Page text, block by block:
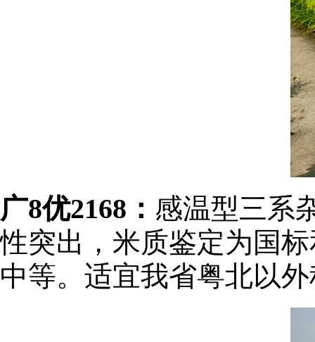
广8优2168： 感温型三系
性突出，米质鉴定为国
中等。适宜我省粤北以